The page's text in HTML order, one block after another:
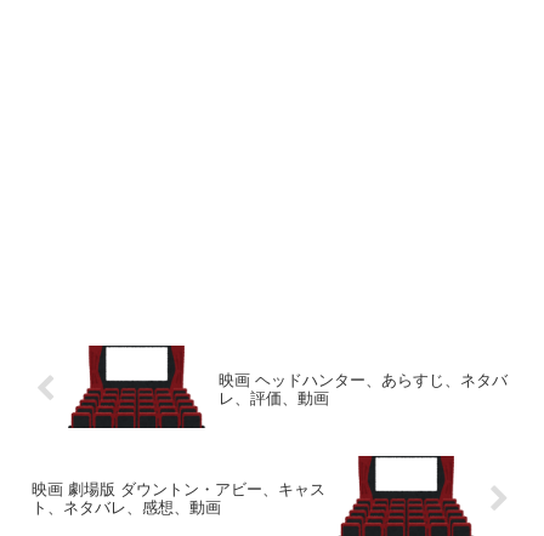
映画 ヘッドハンター、あらすじ、ネタバ
レ、評価、動画
映画 劇場版 ダウントン・アビー、キャス
ト、ネタバレ、感想、動画